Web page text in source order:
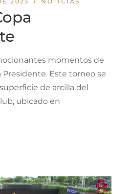
momentos de
Presidente. Este torneo se
de arcilla del
ubicado en